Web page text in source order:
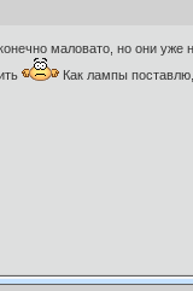
маловато, но они уже
Как лампы